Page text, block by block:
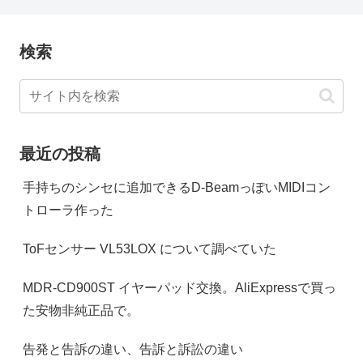
検索
最近の投稿
手持ちのシンセに追加できるD-BeamっぽいMIDIコン
トローラ作った
ToFセンサー VL53LOX について調べていた
MDR-CD900ST イヤーパッド交換。AliExpressで買っ
た安物非純正品で。
告発と告訴の違い、告訴と訴訟の違い